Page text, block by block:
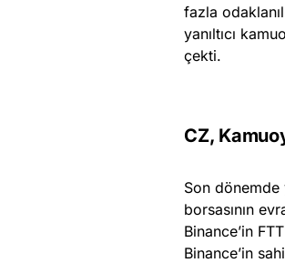
fazla
yanıltıcı
çekti.
CZ,
Son dönemde
borsasının
Binance’in
Binance’in